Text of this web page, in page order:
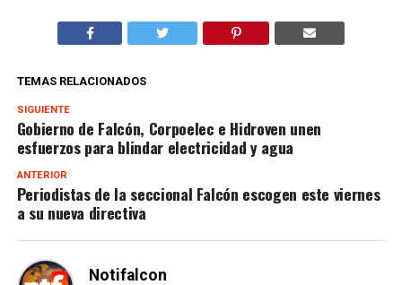
TEMAS RELACIONADOS
SIGUIENTE
Gobierno de Falcón, Corpoelec e Hidroven unen
esfuerzos para blindar electricidad y agua
ANTERIOR
Periodistas de la seccional Falcón escogen este viernes
a su nueva directiva
Notifalcon